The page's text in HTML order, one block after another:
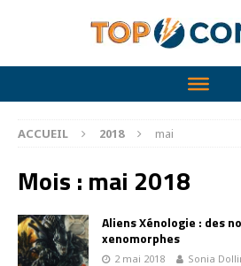
ACCUEIL 2018 mai
Mois : mai 2018
Aliens Xénologie : des
xenomorphes
2 mai 2018 Sonia